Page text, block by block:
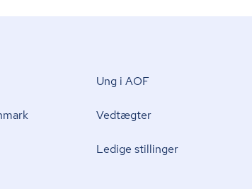
Ung i AOF
Vedtægter
Ledige stillinger